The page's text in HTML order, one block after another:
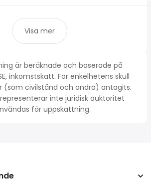
Visa mer
är beräknade och baserade på
inkomstskatt. For enkelhetens skull
(som civilstånd och andra) antagits.
inte juridisk auktoritet
för uppskattning.